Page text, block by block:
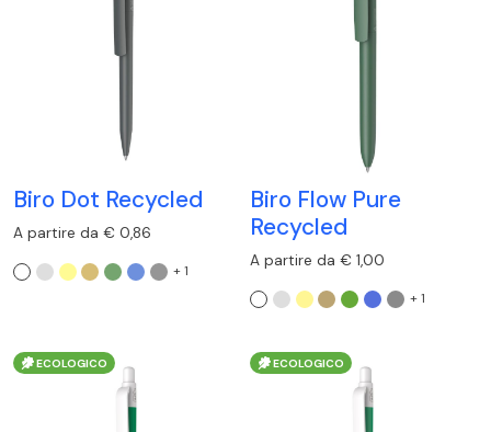
Biro Dot Recycled
A partire da € 0,86
+ 1
Biro Flow Pure
Recycled
A partire da € 1,00
+ 1
ECOLOGICO ECOLOGICO